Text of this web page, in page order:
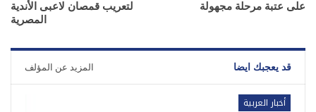
على عتبة مرحلة مجهولة
لتعريب قمصان لاعبى الأندية
المصرية
قد يعجبك ايضا المزيد عن المؤلف
أخبار العربية